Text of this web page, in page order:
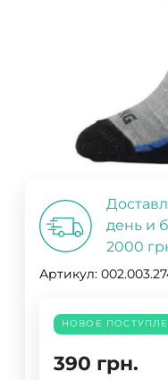
день и
2000
Артикул:
НОВОЕ
390 грн.